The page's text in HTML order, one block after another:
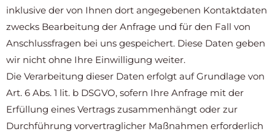
inklusive der von Ihnen dort angegebenen Kontaktdaten
zwecks Bearbeitung der Anfrage und für den Fall von
Anschlussfragen bei uns gespeichert. Diese Daten geben
wir nicht ohne Ihre Einwilligung weiter.
Die Verarbeitung dieser Daten erfolgt auf Grundlage von
Art. 6 Abs. 1 lit. b DSGVO, sofern Ihre Anfrage mit der
Erfüllung eines Vertrags zusammenhängt oder zur
Durchführung vorvertraglicher Maßnahmen erforderlich